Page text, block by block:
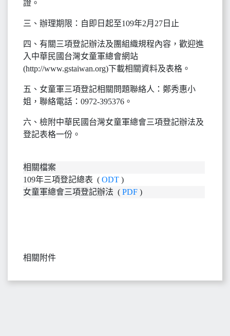
證。
三、辦理期限：自即日起至109年2月27日止
四、有關三項登記辦法及團組織規程內容，歡迎進
入中華民國台灣女童軍總會網站
(http://www.gstaiwan.org)下載相關資料及表格。
五、女童軍三項登記相關問題聯絡人：鄭秀惠小
姐，聯絡電話：0972-395376。
六、檢附中華民國台灣女童軍總會三項登記辦法及
登記表格一份。
相關檔案
109年三項登記總表 ( ODT )
女童軍總會三項登記辦法 ( PDF )
相關附件